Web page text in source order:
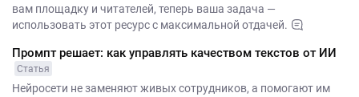
вам площадку и читателей, теперь ваша задача —
использовать этот ресурс с максимальной отдачей.
Промпт решает: как управлять качеством текстов от ИИ
Статья
Нейросети не заменяют живых сотрудников, а помогают им